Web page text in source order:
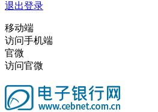
退出登录
移动端
访问手机端
官微
访问官微